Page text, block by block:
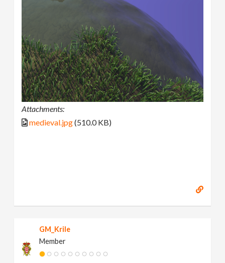
Attachments:
medieval.jpg(510.0 KB)
GM_Krile
Member